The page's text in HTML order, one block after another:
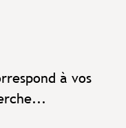
à vos